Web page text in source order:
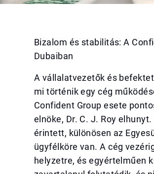
Bizalom és stabilitás: A
Dubaiban
A vállalatvezetők és
mi történik egy cég
Confident Group esete
elnöke, Dr. C. J. Roy
érintett, különösen az
ügyfélköre van. A cég
helyzetre, és egyértelműen